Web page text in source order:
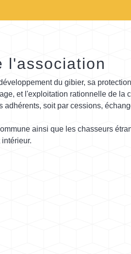
l'association
du gibier, sa
et l'exploitation rationnelle de la
adhérents, soit par cessions,
ainsi que les chasseurs